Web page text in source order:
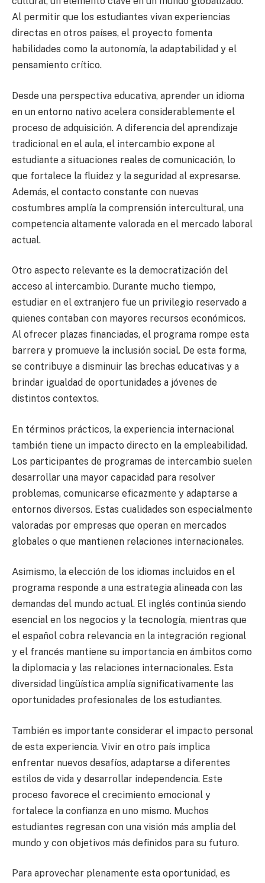
Al permitir que los estudiantes vivan experiencias
directas en otros países, el proyecto fomenta
habilidades como la autonomía, la adaptabilidad y el
pensamiento crítico.
Desde una perspectiva educativa, aprender un idioma
en un entorno nativo acelera considerablemente el
proceso de adquisición. A diferencia del aprendizaje
tradicional en el aula, el intercambio expone al
estudiante a situaciones reales de comunicación, lo
que fortalece la fluidez y la seguridad al expresarse.
Además, el contacto constante con nuevas
costumbres amplía la comprensión intercultural, una
competencia altamente valorada en el mercado laboral
actual.
Otro aspecto relevante es la democratización del
acceso al intercambio. Durante mucho tiempo,
estudiar en el extranjero fue un privilegio reservado a
quienes contaban con mayores recursos económicos.
Al ofrecer plazas financiadas, el programa rompe esta
barrera y promueve la inclusión social. De esta forma,
se contribuye a disminuir las brechas educativas y a
brindar igualdad de oportunidades a jóvenes de
distintos contextos.
En términos prácticos, la experiencia internacional
también tiene un impacto directo en la empleabilidad.
Los participantes de programas de intercambio suelen
desarrollar una mayor capacidad para resolver
problemas, comunicarse eficazmente y adaptarse a
entornos diversos. Estas cualidades son especialmente
valoradas por empresas que operan en mercados
globales o que mantienen relaciones internacionales.
Asimismo, la elección de los idiomas incluidos en el
programa responde a una estrategia alineada con las
demandas del mundo actual. El inglés continúa siendo
esencial en los negocios y la tecnología, mientras que
el español cobra relevancia en la integración regional
y el francés mantiene su importancia en ámbitos como
la diplomacia y las relaciones internacionales. Esta
diversidad lingüística amplía significativamente las
oportunidades profesionales de los estudiantes.
También es importante considerar el impacto personal
de esta experiencia. Vivir en otro país implica
enfrentar nuevos desafíos, adaptarse a diferentes
estilos de vida y desarrollar independencia. Este
proceso favorece el crecimiento emocional y
fortalece la confianza en uno mismo. Muchos
estudiantes regresan con una visión más amplia del
mundo y con objetivos más definidos para su futuro.
Para aprovechar plenamente esta oportunidad, es